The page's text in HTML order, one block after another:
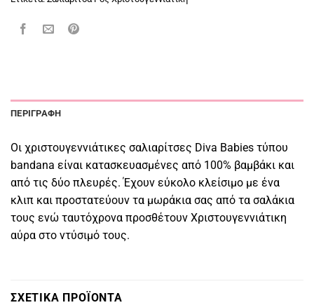
ΠΕΡΙΓΡΑΦΉ
Οι χριστουγεννιάτικες σαλιαρίτσες Diva Babies τύπου
bandana είναι κατασκευασμένες από 100% βαμβάκι και
από τις δύο πλευρές. Έχουν εύκολο κλείσιμο με ένα
κλιπ και προστατεύουν τα μωράκια σας από τα σαλάκια
τους ενώ ταυτόχρονα προσθέτουν Χριστουγεννιάτικη
αύρα στο ντύσιμό τους.
ΣΧΕΤΙΚΆ ΠΡΟΪΌΝΤΑ